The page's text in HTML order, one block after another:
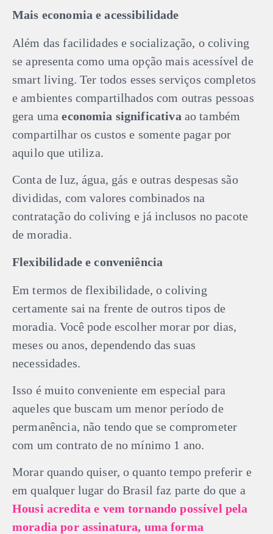
Mais economia e acessibilidade
Além das facilidades e socialização, o coliving
se apresenta como uma opção mais acessível de
smart living. Ter todos esses serviços completos
e ambientes compartilhados com outras pessoas
gera umaeconomia significativa ao também
compartilhar os custos e somente pagar por
aquilo que utiliza.
Conta de luz, água, gás e outras despesas são
divididas, com valores combinados na
contratação do coliving e já inclusos no pacote
de moradia.
Flexibilidade e conveniência
Em termos de flexibilidade, o coliving
certamente sai na frente de outros tipos de
moradia. Você pode escolher morar por dias,
meses ou anos, dependendo das suas
necessidades.
Isso é muito conveniente em especial para
aqueles que buscam um menor período de
permanência, não tendo que se comprometer
com um contrato de no mínimo 1 ano.
Morar quando quiser, o quanto tempo preferir e
em qualquer lugar do Brasil faz parte do que a
Housi acredita e vem tornando possível pela
moradia por assinatura, uma forma